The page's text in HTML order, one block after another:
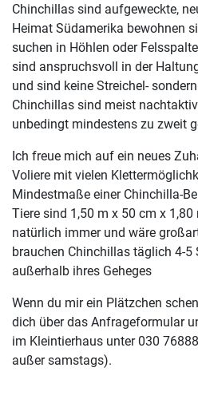
Chinchillas sind aufgeweckte,
Heimat Südamerika bewohnen
suchen in Höhlen oder
sind anspruchsvoll in der
und sind keine Streichel-
Chinchillas sind meist
unbedingt mindestens zu zweit
Ich freue mich auf ein neues
Voliere mit vielen
Mindestmaße einer Chinchilla-
Tiere sind 1,50 m x 50 cm x 1,80
natürlich immer und wäre
brauchen Chinchillas täglich 4-5
außerhalb ihres Geheges
Wenn du mir ein Plätzchen
dich über das Anfrageformular
im Kleintierhaus unter 030
außer samstags).